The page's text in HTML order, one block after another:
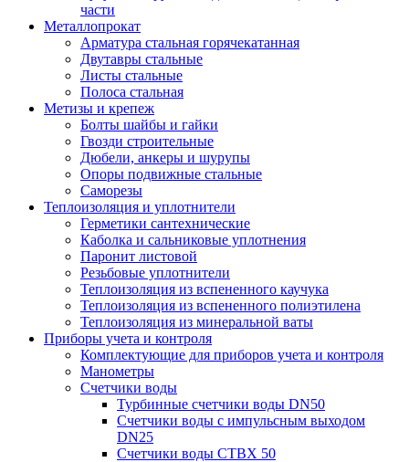
части
Металлопрокат
Арматура стальная горячекатанная
Двутавры стальные
Листы стальные
Полоса стальная
Метизы и крепеж
Болты шайбы и гайки
Гвозди строительные
Дюбели, анкеры и шурупы
Опоры подвижные стальные
Саморезы
Теплоизоляция и уплотнители
Герметики сантехнические
Каболка и сальниковые уплотнения
Паронит листовой
Резьбовые уплотнители
Теплоизоляция из вспененного каучука
Теплоизоляция из вспененного полиэтилена
Теплоизоляция из минеральной ваты
Приборы учета и контроля
Комплектующие для приборов учета и контроля
Манометры
Счетчики воды
Турбинные счетчики воды DN50
Счетчики воды с импульсным выходом
DN25
Счетчики воды СТВХ 50